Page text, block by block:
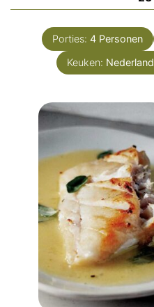
Porties: 4 Personen
Keuken: